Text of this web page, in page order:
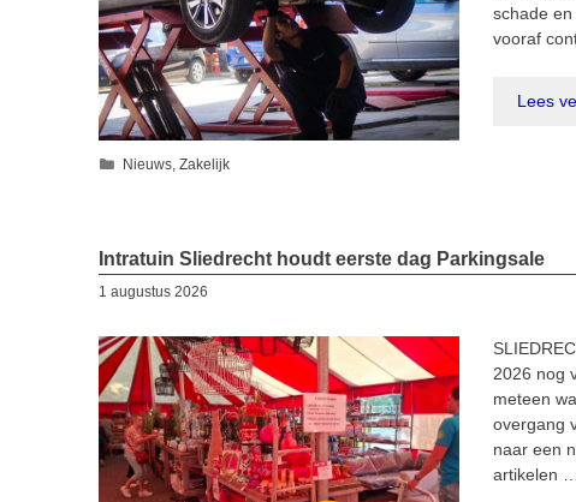
schade
vooraf
Lees
Categorieën
Nieuws,Zakelijk
Intratuin Sliedrecht houdt eerste dag Parkingsale
1 augustus 2026
2026 nog
meteen
overgang
naar een
artikelen …